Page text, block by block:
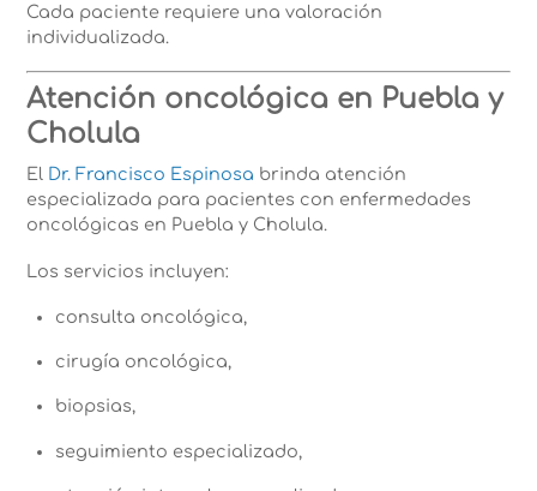
Cada paciente requiere una valoración
individualizada.
Atención oncológica en Puebla y
Cholula
El Dr. Francisco Espinosa brinda atención
especializada para pacientes con enfermedades
oncológicas en Puebla y Cholula.
Los servicios incluyen:
consulta oncológica,
cirugía oncológica,
biopsias,
seguimiento especializado,